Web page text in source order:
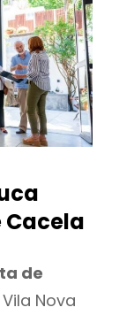
Cacela
de
Nova